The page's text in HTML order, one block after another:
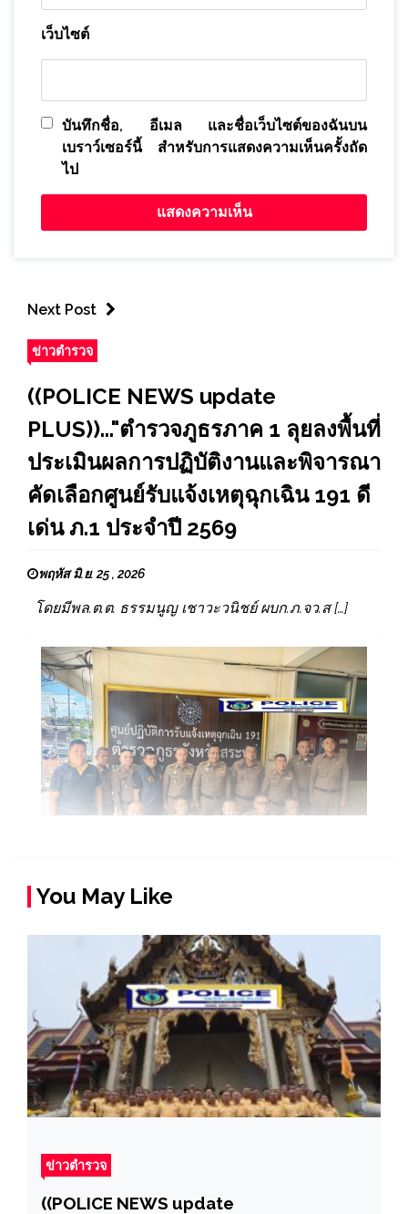
เว็บไซต์
บันทึกชื่อ, อีเมล และชื่อเว็บไซต์ของฉันบน
เบราว์เซอร์นี้ สำหรับการแสดงความเห็นครั้งถัด
ไป
Next Post
ข่าวตำรวจ
((POLICE NEWS update
PLUS))..."ตำรวจภูธรภาค 1 ลุยลงพื้นที่
ประเมินผลการปฏิบัติงานและพิจารณา
คัดเลือกศูนย์รับแจ้งเหตุฉุกเฉิน 191 ดี
เด่น ภ.1 ประจำปี 2569
พฤหัส มิ.ย. 25 , 2026
โดยมีพล.ต.ต. ธรรมนูญ เชาวะวนิชย์ ผบก.ภ.จว.ส […]
You May Like
ข่าวตำรวจ
((POLICE NEWS update